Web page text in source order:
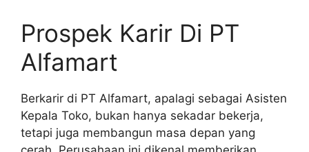
Prospek Karir Di PT
Alfamart
Berkarir di PT Alfamart, apalagi sebagai Asisten
Kepala Toko, bukan hanya sekadar bekerja,
tetapi juga membangun masa depan yang